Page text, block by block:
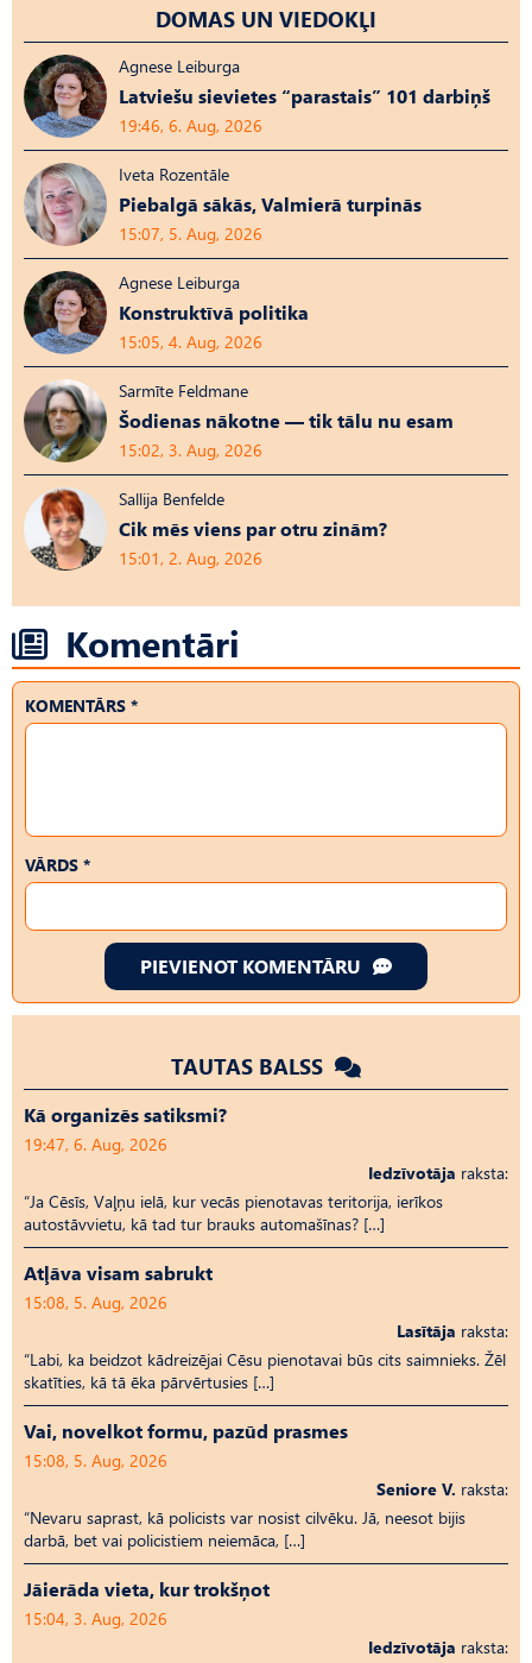
DOMAS UN VIEDOKĻI
Agnese Leiburga
Latviešu sievietes “parastais” 101 darbiņš
19:46, 6. Aug, 2026
Iveta Rozentāle
Piebalgā sākās, Valmierā turpinās
15:07, 5. Aug, 2026
Agnese Leiburga
Konstruktīvā politika
15:05, 4. Aug, 2026
Sarmīte Feldmane
Šodienas nākotne — tik tālu nu esam
15:02, 3. Aug, 2026
Sallija Benfelde
Cik mēs viens par otru zinām?
15:01, 2. Aug, 2026
Komentāri
KOMENTĀRS *
VĀRDS *
PIEVIENOT KOMENTĀRU
TAUTAS BALSS
Kā organizēs satiksmi?
19:47, 6. Aug, 2026
Iedzīvotāja raksta:
“Ja Cēsīs, Vaļņu ielā, kur vecās pienotavas teritorija, ierīkos
autostāvvietu, kā tad tur brauks automašīnas? […]
Atļāva visam sabrukt
15:08, 5. Aug, 2026
Lasītāja raksta:
“Labi, ka beidzot kādreizējai Cēsu pienotavai būs cits saimnieks. Žēl
skatīties, kā tā ēka pārvērtusies […]
Vai, novelkot formu, pazūd prasmes
15:08, 5. Aug, 2026
Seniore V. raksta:
“Nevaru saprast, kā policists var nosist cilvēku. Jā, neesot bijis
darbā, bet vai policistiem neiemāca, […]
Jāierāda vieta, kur trokšņot
15:04, 3. Aug, 2026
Iedzīvotāja raksta: